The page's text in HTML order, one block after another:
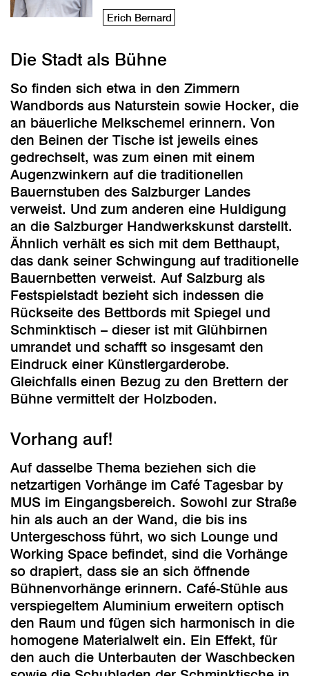
Erich Bernard
Die Stadt als Bühne
So finden sich etwa in den Zimmern
Wandbords aus Naturstein sowie Hocker, die
an bäuerliche Melkschemel erinnern. Von
den Beinen der Tische ist jeweils eines
gedrechselt, was zum einen mit einem
Augenzwinkern auf die traditionellen
Bauernstuben des Salzburger Landes
verweist. Und zum anderen eine Huldigung
an die Salzburger Handwerkskunst darstellt.
Ähnlich verhält es sich mit dem Betthaupt,
das dank seiner Schwingung auf traditionelle
Bauernbetten verweist. Auf Salzburg als
Festspielstadt bezieht sich indessen die
Rückseite des Bettbords mit Spiegel und
Schminktisch – dieser ist mit Glühbirnen
umrandet und schafft so insgesamt den
Eindruck einer Künstlergarderobe.
Gleichfalls einen Bezug zu den Brettern der
Bühne vermittelt der Holzboden.
Vorhang auf!
Auf dasselbe Thema beziehen sich die
netzartigen Vorhänge im Café Tagesbar by
MUS im Eingangsbereich. Sowohl zur Straße
hin als auch an der Wand, die bis ins
Untergeschoss führt, wo sich Lounge und
Working Space befindet, sind die Vorhänge
so drapiert, dass sie an sich öffnende
Bühnenvorhänge erinnern. Café-Stühle aus
verspiegeltem Aluminium erweitern optisch
den Raum und fügen sich harmonisch in die
homogene Materialwelt ein. Ein Effekt, für
den auch die Unterbauten der Waschbecken